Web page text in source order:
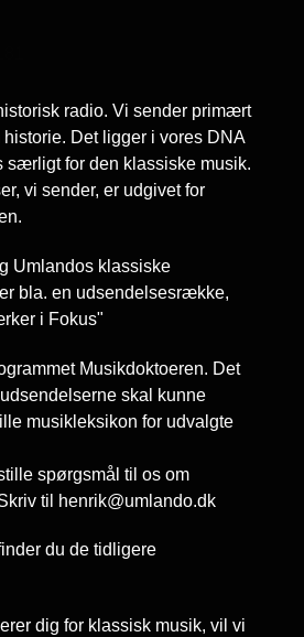
radio. Vi sender primært
Det ligger i vores DNA
særligt for den klassiske musik.
vi sender, er udgivet for
Umlandos klassiske
bla. en udsendelsesrække,
i Fokus"
Musikdoktoeren. Det
skal kunne
musikleksikon for udvalgte
spørgsmål til os om
til
henrik@umlando.dk
du de tidligere
dig for klassisk musik, vil vi